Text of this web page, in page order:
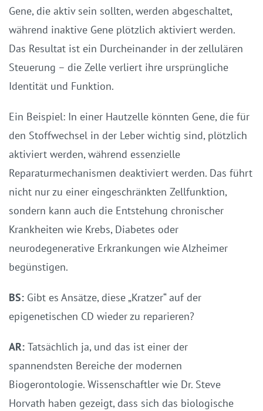
Gene, die aktiv sein sollten, werden abgeschaltet,
während inaktive Gene plötzlich aktiviert werden.
Das Resultat ist ein Durcheinander in der zellulären
Steuerung – die Zelle verliert ihre ursprüngliche
Identität und Funktion.
Ein Beispiel: In einer Hautzelle könnten Gene, die für
den Stoffwechsel in der Leber wichtig sind, plötzlich
aktiviert werden, während essenzielle
Reparaturmechanismen deaktiviert werden. Das führt
nicht nur zu einer eingeschränkten Zellfunktion,
sondern kann auch die Entstehung chronischer
Krankheiten wie Krebs, Diabetes oder
neurodegenerative Erkrankungen wie Alzheimer
begünstigen.
BS: Gibt es Ansätze, diese „Kratzer“ auf der
epigenetischen CD wieder zu reparieren?
AR: Tatsächlich ja, und das ist einer der
spannendsten Bereiche der modernen
Biogerontologie. Wissenschaftler wie Dr. Steve
Horvath haben gezeigt, dass sich das biologische